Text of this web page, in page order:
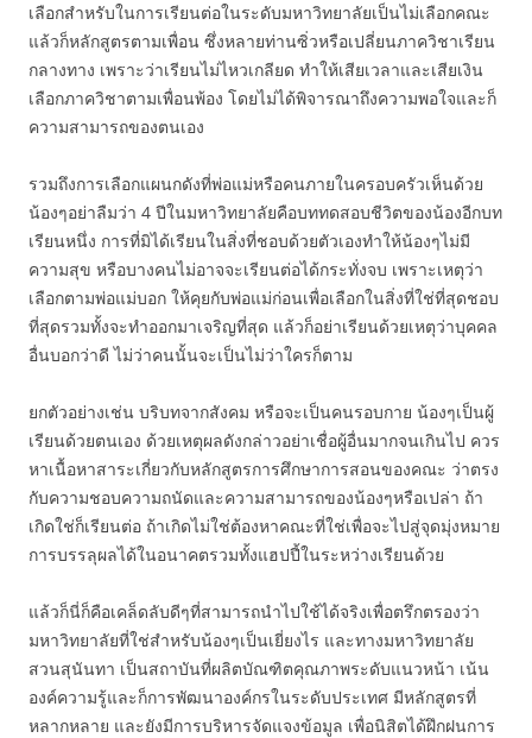
เลือกสำหรับในการเรียนต่อในระดับมหาวิทยาลัยเป็นไม่เลือกคณะ
แล้วก็หลักสูตรตามเพื่อน ซึ่งหลายท่านซิ่วหรือเปลี่ยนภาควิชาเรียน
กลางทาง เพราะว่าเรียนไม่ไหวเกลียด ทำให้เสียเวลาและเสียเงิน
เลือกภาควิชาตามเพื่อนพ้อง โดยไม่ได้พิจารณาถึงความพอใจและก็
ความสามารถของตนเอง
รวมถึงการเลือกแผนกดังที่พ่อแม่หรือคนภายในครอบครัวเห็นด้วย
น้องๆอย่าลืมว่า 4 ปีในมหาวิทยาลัยคือบททดสอบชีวิตของน้องอีกบท
เรียนหนึ่ง การที่มิได้เรียนในสิ่งที่ชอบด้วยตัวเองทำให้น้องๆไม่มี
ความสุข หรือบางคนไม่อาจจะเรียนต่อได้กระทั่งจบ เพราะเหตุว่า
เลือกตามพ่อแม่บอก ให้คุยกับพ่อแม่ก่อนเพื่อเลือกในสิ่งที่ใช่ที่สุดชอบ
ที่สุดรวมทั้งจะทำออกมาเจริญที่สุด แล้วก็อย่าเรียนด้วยเหตุว่าบุคคล
อื่นบอกว่าดี ไม่ว่าคนนั้นจะเป็นไม่ว่าใครก็ตาม
ยกตัวอย่างเช่น บริบทจากสังคม หรือจะเป็นคนรอบกาย น้องๆเป็นผู้
เรียนด้วยตนเอง ด้วยเหตุผลดังกล่าวอย่าเชื่อผู้อื่นมากจนเกินไป ควร
หาเนื้อหาสาระเกี่ยวกับหลักสูตรการศึกษาการสอนของคณะ ว่าตรง
กับความชอบความถนัดและความสามารถของน้องๆหรือเปล่า ถ้า
เกิดใช่ก็เรียนต่อ ถ้าเกิดไม่ใช่ต้องหาคณะที่ใช่เพื่อจะไปสู่จุดมุ่งหมาย
การบรรลุผลได้ในอนาคตรวมทั้งแฮปปี้ในระหว่างเรียนด้วย
แล้วก็นี่ก็คือเคล็ดลับดีๆที่สามารถนำไปใช้ได้จริงเพื่อตรึกตรองว่า
มหาวิทยาลัยที่ใช่สำหรับน้องๆเป็นเยี่ยงไร และทางมหาวิทยาลัย
สวนสุนันทา เป็นสถาบันที่ผลิตบัณฑิตคุณภาพระดับแนวหน้า เน้น
องค์ความรู้และก็การพัฒนาองค์กรในระดับประเทศ มีหลักสูตรที่
หลากหลาย และยังมีการบริหารจัดแจงข้อมูล เพื่อนิสิตได้ฝึกฝนการ